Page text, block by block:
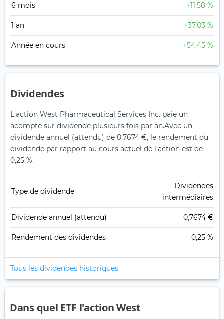
6 mois +11,58 %
1 an +37,03 %
Année en cours +54,45 %
Dividendes
L'action West Pharmaceutical Services Inc. paie un
acompte sur dividende plusieurs fois par an.Avec un
dividende annuel (attendu) de 0,7674 €, le rendement du
dividende par rapport au cours actuel de l'action est de
0,25 %.
Type de dividende
Dividendes
intermédiaires
Dividende annuel (attendu) 0,7674 €
Rendement des dividendes 0,25 %
Tous les dividendes historiques
Dans quel ETF l'action West